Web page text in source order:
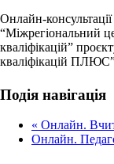
Онлайн-
“Міжрегіональний
кваліфікацій”
кваліфікацій
Facebook
X
Bluesky
Reddit
LinkedIn
WhatsApp
Telegram
Tumblr
Xing
Email
Copy
Link
Подія навігація
« Онлайн.
Онлайн.